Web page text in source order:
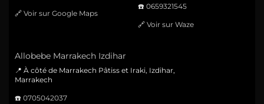
🔗 Voir sur Google Maps
☎️ 0659321545
🔗 Voir sur Waze
Allobebe Marrakech Izdihar
📍 À côté de Marrakech Pâtiss et Iraki, Izdihar,
Marrakech
☎️ 0705042037